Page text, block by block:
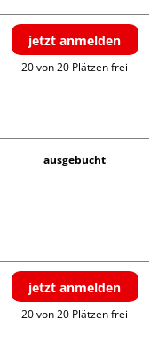
jetzt anmelden
20 von 20 Plätzen frei
ausgebucht
jetzt anmelden
20 von 20 Plätzen frei